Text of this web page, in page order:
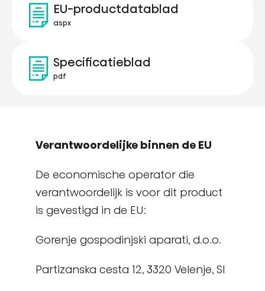
EU-productdatablad
aspx
Specificatieblad
pdf
Verantwoordelijke binnen de EU
De economische operator die
verantwoordelijk is voor dit product
is gevestigd in de EU:
Gorenje gospodinjski aparati, d.o.o.
Partizanska cesta 12, 3320 Velenje, SI